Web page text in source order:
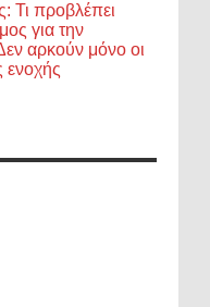
Τι προβλέπει
για την
αρκούν μόνο οι
ενοχής